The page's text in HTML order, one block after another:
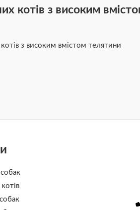
котів з високим
з високим вмістом телятини